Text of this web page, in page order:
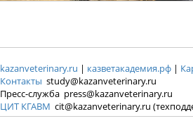
kazanveterinary.ru | казветакадемия.рф |
Контакты study@kazanveterinary.ru
Пресс-служба press@kazanveterinary.ru
ЦИТ КГАВМ cit@kazanveterinary.ru